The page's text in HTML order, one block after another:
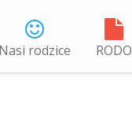
Nasi rodzice RODO